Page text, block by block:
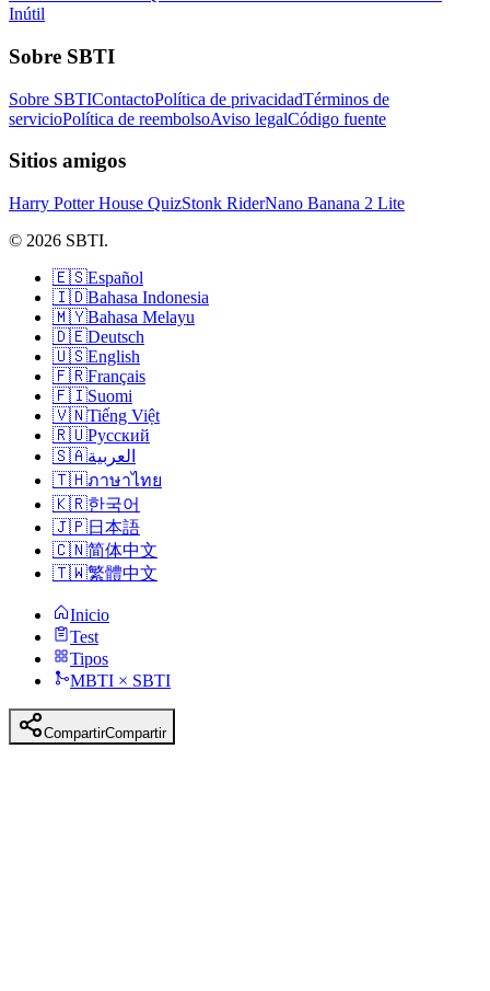
Inútil
Sobre SBTI
Sobre SBTIContactoPolítica de privacidadTérminos de
servicioPolítica de reembolsoAviso legalCódigo fuente
Sitios amigos
Harry Potter House QuizStonk RiderNano Banana 2 Lite
© 2026 SBTI.
🇪🇸Español
🇮🇩Bahasa Indonesia
🇲🇾Bahasa Melayu
🇩🇪Deutsch
🇺🇸English
🇫🇷Français
🇫🇮Suomi
🇻🇳Tiếng Việt
🇷🇺Русский
🇸🇦العربية
🇹🇭ภาษาไทย
🇰🇷한국어
🇯🇵日本語
🇨🇳简体中文
🇹🇼繁體中文
Inicio
Test
Tipos
MBTI × SBTI
CompartirCompartir